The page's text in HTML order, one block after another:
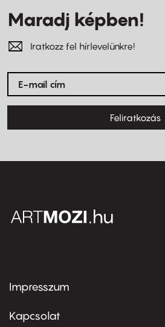
Maradj képben!
Iratkozz fel hírlevelünkre!
Feliratkozás
Footer
first
Impresszum
Kapcsolat